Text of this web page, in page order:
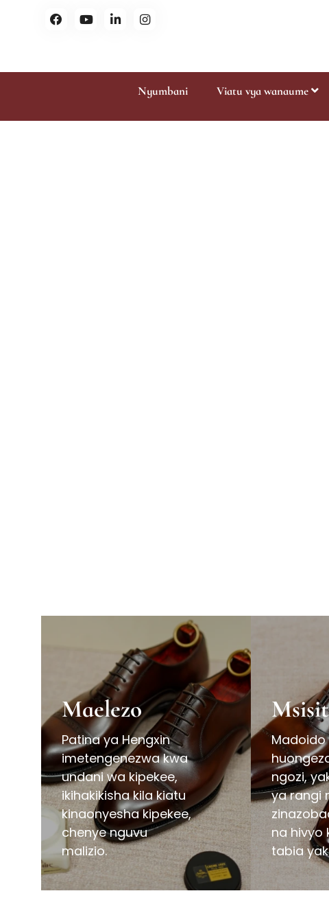
Nyumbani Viatu vya wanaume
Maelezo
Patina ya Hengxin
imetengenezwa kwa
undani wa kipekee,
ikihakikisha kila kiatu
kinaonyesha kipekee,
chenye nguvu
malizio.
ngozi,
ya rangi
na hivyo
tabia